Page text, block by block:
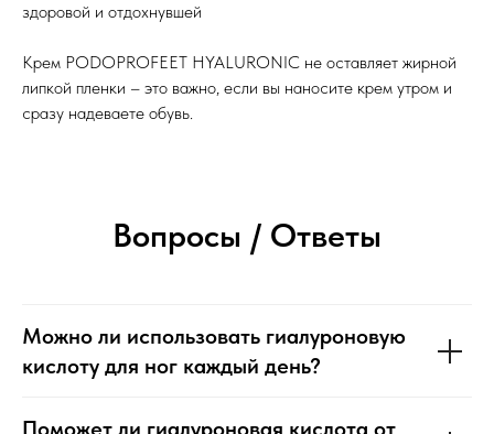
здоровой и отдохнувшей
Крем PODOPROFEET HYALURONIC не оставляет жирной
липкой пленки – это важно, если вы наносите крем утром и
сразу надеваете обувь.
Вопросы / Ответы
Можно ли использовать гиалуроновую
кислоту для ног каждый день?
Поможет ли гиалуроновая кислота от